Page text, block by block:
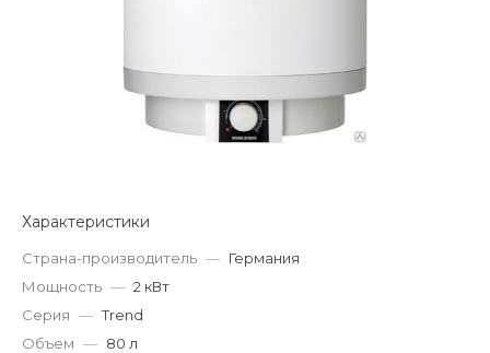
Характеристики
Страна-производитель — Германия
Мощность — 2 кВт
Серия — Trend
Объем — 80 л